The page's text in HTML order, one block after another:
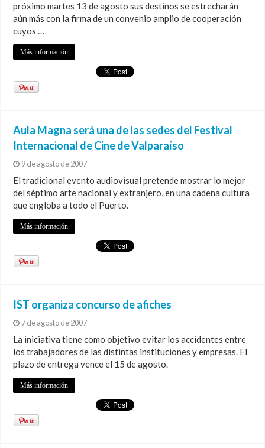
próximo martes 13 de agosto sus destinos se estrecharán
aún más con la firma de un convenio amplio de cooperación
cuyos …
Más información
Aula Magna será una de las sedes del Festival
Internacional de Cine de Valparaíso
9 de agosto de 2007
El tradicional evento audiovisual pretende mostrar lo mejor
del séptimo arte nacional y extranjero, en una cadena cultura
que engloba a todo el Puerto.
Más información
IST organiza concurso de afiches
7 de agosto de 2007
La iniciativa tiene como objetivo evitar los accidentes entre
los trabajadores de las distintas instituciones y empresas. El
plazo de entrega vence el 15 de agosto.
Más información